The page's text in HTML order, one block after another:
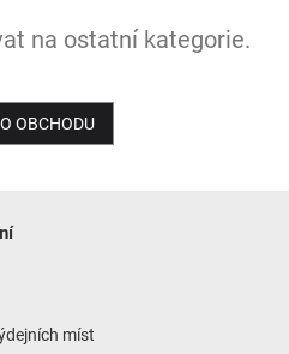
na ostatní kategorie.
OBCHODU
míst